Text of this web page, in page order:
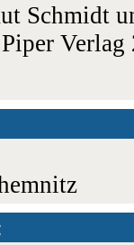
Schmidt